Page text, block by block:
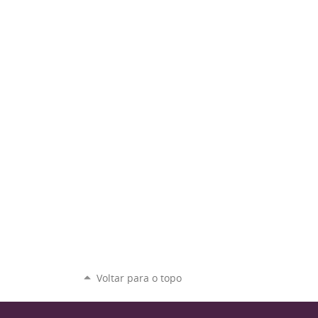
Voltar para o topo